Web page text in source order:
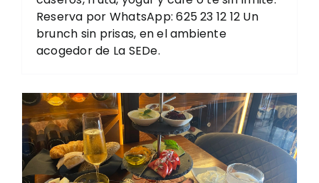
Reserva por WhatsApp: 625 23 12 12 Un
brunch sin prisas, en el ambiente
acogedor de La SEDe.